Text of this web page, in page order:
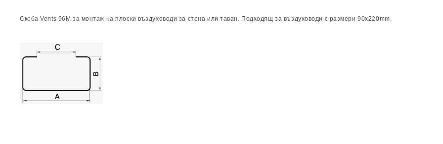
СкобаVents 96M за монтаж на плоски въздуховоди за стена или таван. Подходящ за въздуховоди с размери 90х220mm.